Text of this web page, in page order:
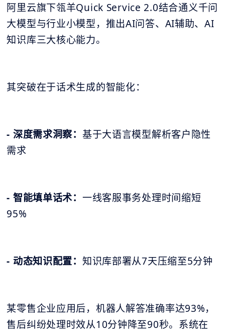
阿里云旗下瓴羊Quick Service 2.0结合通义千问
大模型与行业小模型，推出AI问答、AI辅助、AI
知识库三大核心能力。
其突破在于话术生成的智能化：
- 深度需求洞察： 基于大语言模型解析客户隐性
需求
- 智能填单话术： 一线客服事务处理时间缩短
95%
- 动态知识配置： 知识库部署从7天压缩至5分钟
某零售企业应用后，机器人解答准确率达93%，
售后纠纷处理时效从10分钟降至90秒。系统在